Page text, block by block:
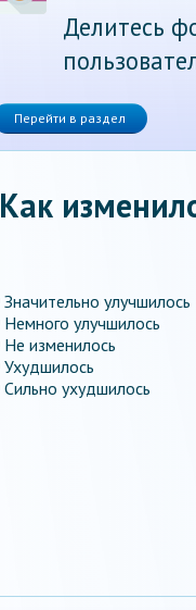
Делитесь
Перейти в раздел
Как
Значительно улучшилось
Немного улучшилось
Не изменилось
Ухудшилось
Сильно ухудшилось